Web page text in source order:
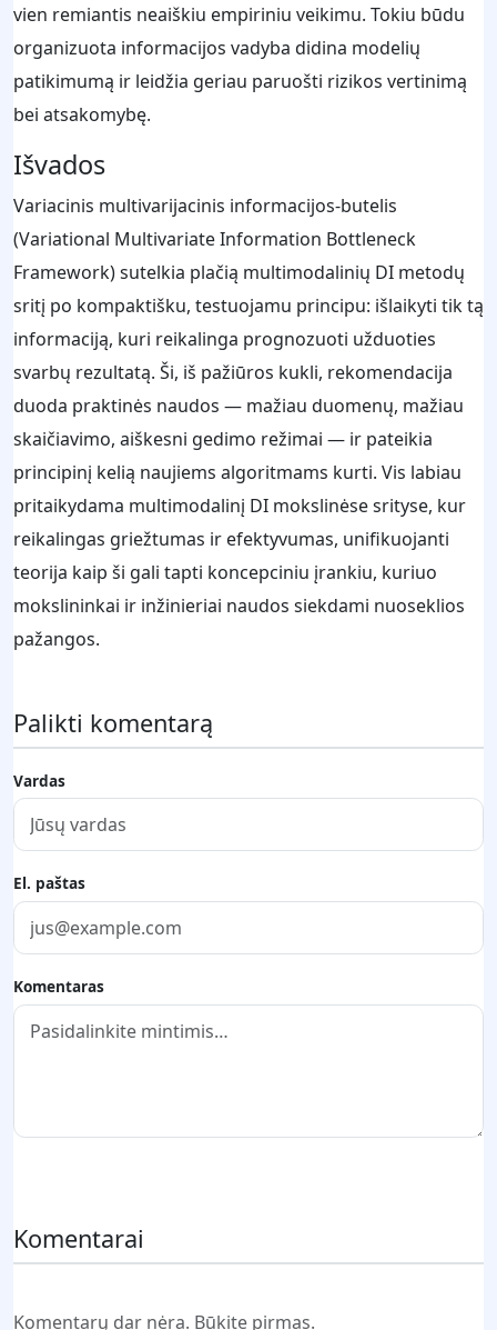
vien remiantis neaiškiu empiriniu veikimu. Tokiu būdu
organizuota informacijos vadyba didina modelių
patikimumą ir leidžia geriau paruošti rizikos vertinimą
bei atsakomybę.
Išvados
Variacinis multivarijacinis informacijos-butelis
(Variational Multivariate Information Bottleneck
Framework) sutelkia plačią multimodalinių DI metodų
sritį po kompaktišku, testuojamu principu: išlaikyti tik tą
informaciją, kuri reikalinga prognozuoti užduoties
svarbų rezultatą. Ši, iš pažiūros kukli, rekomendacija
duoda praktinės naudos — mažiau duomenų, mažiau
skaičiavimo, aiškesni gedimo režimai — ir pateikia
principinį kelią naujiems algoritmams kurti. Vis labiau
pritaikydama multimodalinį DI mokslinėse srityse, kur
reikalingas griežtumas ir efektyvumas, unifikuojanti
teorija kaip ši gali tapti koncepciniu įrankiu, kuriuo
mokslininkai ir inžinieriai naudos siekdami nuoseklios
pažangos.
Palikti komentarą
Vardas
El. paštas
Komentaras
Komentarai
Komentarų dar nėra. Būkite pirmas.